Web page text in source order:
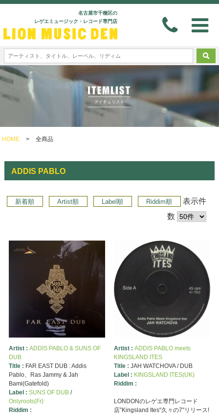
名古屋市千種区の
レゲエミュージック・レコード専門店
HOME > 全商品
ADDIS PABLO
新着順 Artist順 Label順 Riddim順
表示件
数
Artist : ADDIS PABLO & SUNS OF
DUB
Title : FAR EAST DUB : Addis
Pablo、Ras Jammy & Jah
Bami(Gatefold)
Label : SUNS OF DUB/
Onlyroots(Fr)
Riddim :
Artist : ADDIS PABLO meets
KINGSLAND ITES
Title : JAH WATCHOVA / DUB
Label : KINGSLAND ITES(UK)
Riddim :
LONDONのレゲエ専門レコード
店”Kingsland Ites"久々の7"リリース!